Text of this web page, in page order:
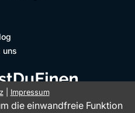
uns
| Impressum
die einwandfreie Funktion